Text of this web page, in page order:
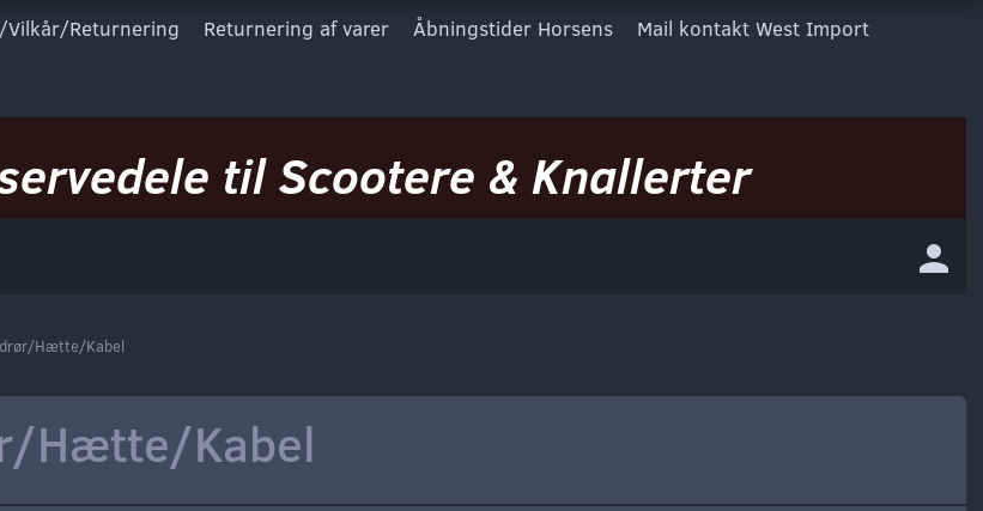
Vilkår/Returnering Returnering af varer Åbningstider Horsens Mail kontakt West Import
til Scootere & Knallerter
Hætte/Kabel
Hætte/Kabel